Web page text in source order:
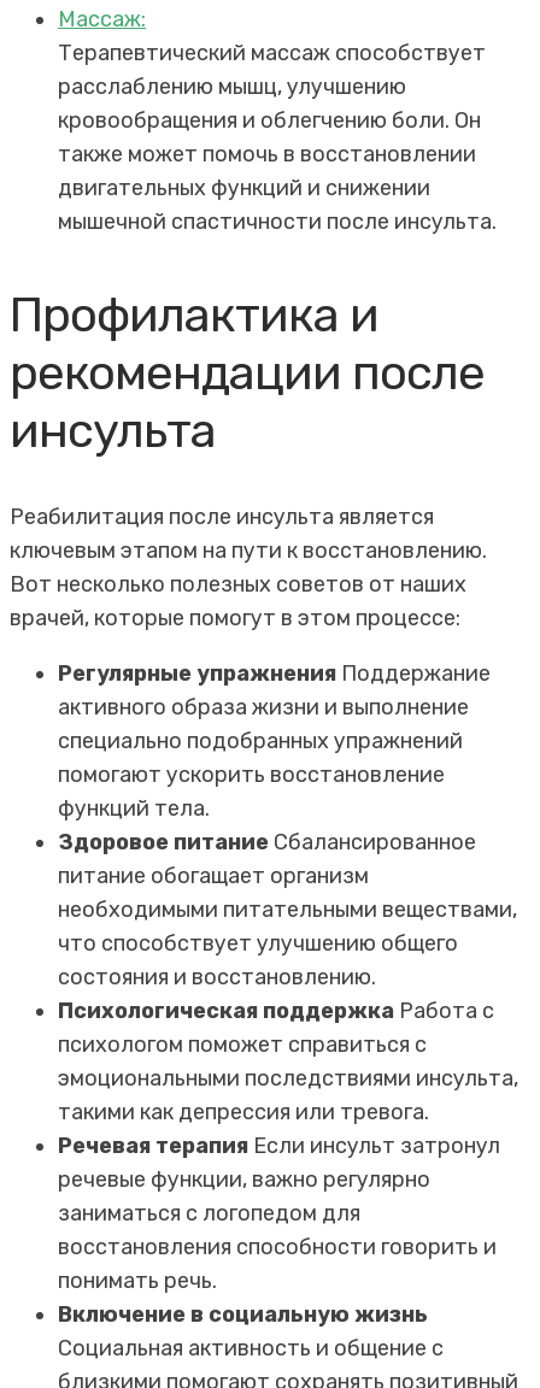
Массаж:
Терапевтический массаж способствует
расслаблению мышц, улучшению
кровообращения и облегчению боли. Он
также может помочь в восстановлении
двигательных функций и снижении
мышечной спастичности после инсульта.
Профилактика и
рекомендации после
инсульта
Реабилитация после инсульта является
ключевым этапом на пути к восстановлению.
Вот несколько полезных советов от наших
врачей, которые помогут в этом процессе:
Регулярные упражнения Поддержание
активного образа жизни и выполнение
специально подобранных упражнений
помогают ускорить восстановление
функций тела.
Здоровое питание Сбалансированное
питание обогащает организм
необходимыми питательными веществами,
что способствует улучшению общего
состояния и восстановлению.
Психологическая поддержка Работа с
психологом поможет справиться с
эмоциональными последствиями инсульта,
такими как депрессия или тревога.
Речевая терапия Если инсульт затронул
речевые функции, важно регулярно
заниматься с логопедом для
восстановления способности говорить и
понимать речь.
Включение в социальную жизнь
Социальная активность и общение с
близкими помогают сохранять позитивный